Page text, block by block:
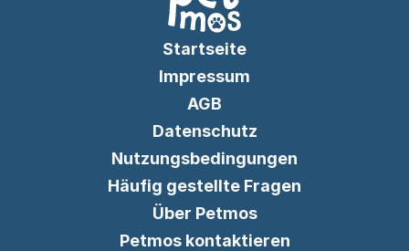
Startseite
Impressum
AGB
Datenschutz
Nutzungsbedingungen
Häufig gestellte Fragen
Über Petmos
Petmos kontaktieren